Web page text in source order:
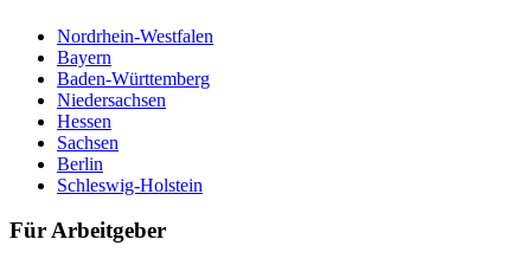
Nordrhein-Westfalen
Bayern
Baden-Württemberg
Niedersachsen
Hessen
Sachsen
Berlin
Schleswig-Holstein
Für Arbeitgeber